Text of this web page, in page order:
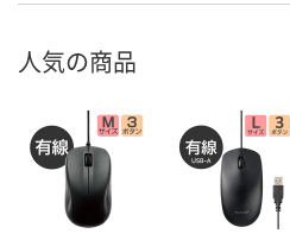
人気の商品